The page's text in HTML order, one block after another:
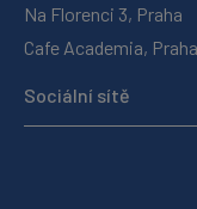
Na Florenci 3, Praha
Cafe Academia, Praha
Sociální sítě